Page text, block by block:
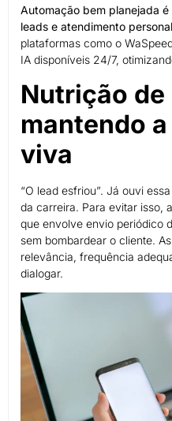
Automação bem planejada
leads e atendimento
plataformas como o
IA disponíveis 24/7,
Nutrição de
mantendo
viva
“O lead esfriou”. Já ouvi
da carreira. Para evitar isso,
que envolve envio periódico
sem bombardear o cliente.
relevância, frequência
dialogar.